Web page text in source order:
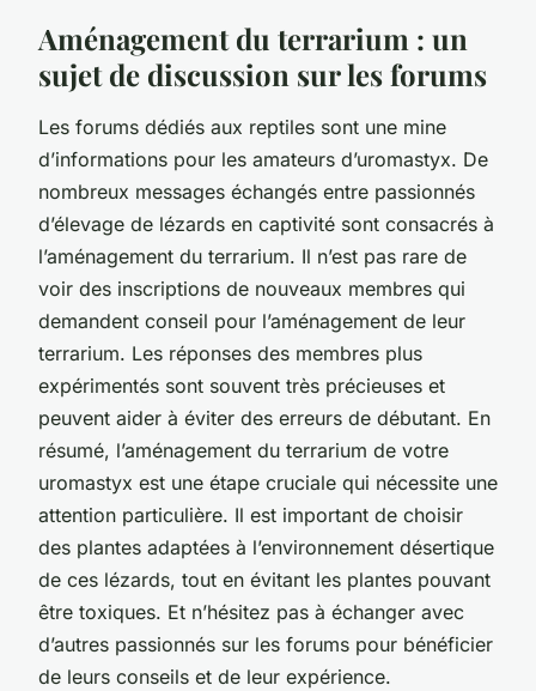
Aménagement du terrarium : un
sujet de discussion sur les forums
Les forums dédiés aux reptiles sont une mine
d’informations pour les amateurs d’uromastyx. De
nombreux messages échangés entre passionnés
d’élevage de lézards en captivité sont consacrés à
l’aménagement du terrarium. Il n’est pas rare de
voir des inscriptions de nouveaux membres qui
demandent conseil pour l’aménagement de leur
terrarium. Les réponses des membres plus
expérimentés sont souvent très précieuses et
peuvent aider à éviter des erreurs de débutant. En
résumé, l’aménagement du terrarium de votre
uromastyx est une étape cruciale qui nécessite une
attention particulière. Il est important de choisir
des plantes adaptées à l’environnement désertique
de ces lézards, tout en évitant les plantes pouvant
être toxiques. Et n’hésitez pas à échanger avec
d’autres passionnés sur les forums pour bénéficier
de leurs conseils et de leur expérience.